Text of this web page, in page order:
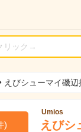
えびシューマイ磯辺
)
Umios
えびシ